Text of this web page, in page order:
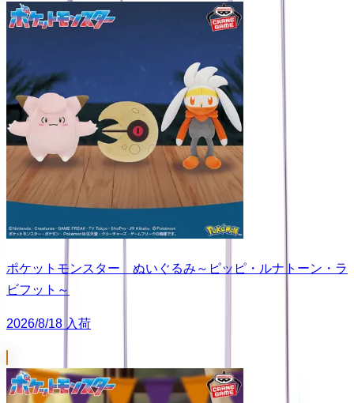
ポケットモンスター ぬいぐるみ～ピッピ・ルナトーン・ラ
ビフット～
2026/8/18 入荷